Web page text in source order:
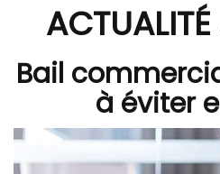
Bail
à éviter